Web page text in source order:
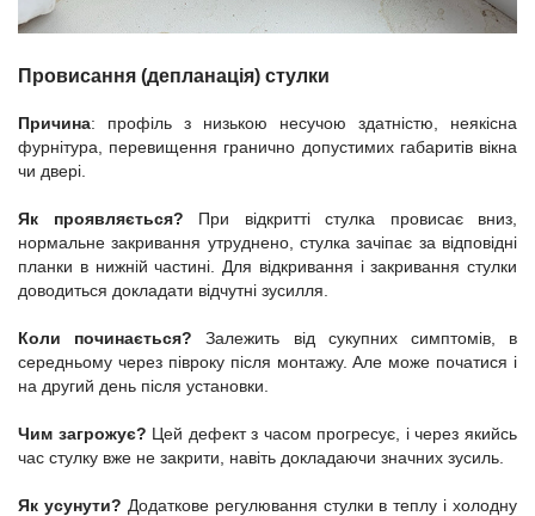
Провисання (депланація) стулки
Причина: профіль з низькою несучою здатністю, неякісна
фурнітура, перевищення гранично допустимих габаритів вікна
чи двері.
Як проявляється? При відкритті стулка провисає вниз,
нормальне закривання утруднено, стулка зачіпає за відповідні
планки в нижній частині. Для відкривання і закривання стулки
доводиться докладати відчутні зусилля.
Коли починається?Залежить від сукупних симптомів, в
середньому через півроку після монтажу. Але може початися і
на другий день після установки.
Чим загрожує? Цей дефект з часом прогресує, і через якийсь
час стулку вже не закрити, навіть докладаючи значних зусиль.
Як усунути? Додаткове регулювання стулки в теплу і холодну